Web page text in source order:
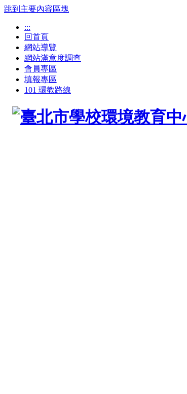
跳到主要內容區塊
:::
回首頁
網站導覽
網站滿意度調查
會員專區
填報專區
101 環教路線